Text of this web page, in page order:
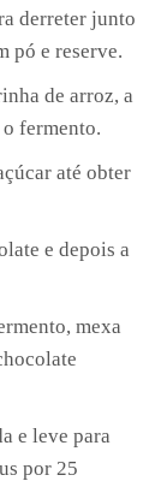
derreter junto
pó e reserve.
de arroz, a
fermento.
até obter
e depois a
mexa
e leve para
por 25